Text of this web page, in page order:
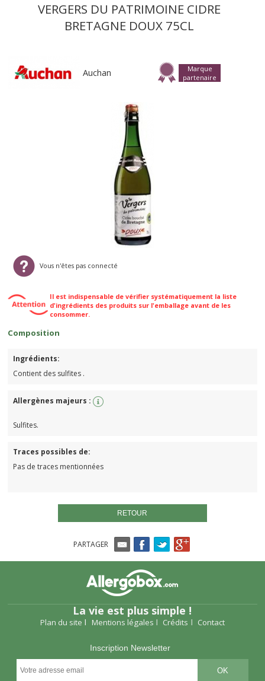
VERGERS DU PATRIMOINE CIDRE
BRETAGNE DOUX 75CL
Auchan
Marque
partenaire
Vous n'êtes pas connecté
Il est indispensable de vérifier systématiquement la liste
d'ingrédients des produits sur l'emballage avant de les
consommer.
Composition
Ingrédients:
Contient des sulfites .
Allergènes majeurs :
Sulfites.
Traces possibles de:
Pas de traces mentionnées
RETOUR
PARTAGER
La vie est plus simple !
Plan du site Mentions légales Crédits Contact
Inscription Newsletter